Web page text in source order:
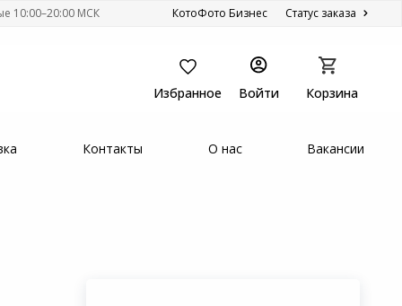
10:00–20:00 МСК КотоФото Бизнес Статус заказа
Корзина
Войти
Избранное
Контакты О нас Вакансии